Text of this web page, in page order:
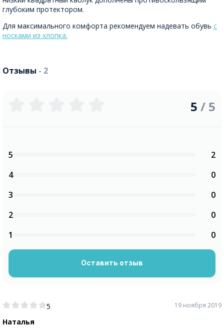
глубоким протектором.
Для максимального комфорта рекомендуем надевать обувь с
носками из хлопка.
Отзывы - 2
5
Наталья
19 ноября 2019
5 / 5
5
2
4
0
3
0
2
0
1
0
Оставить отзыв